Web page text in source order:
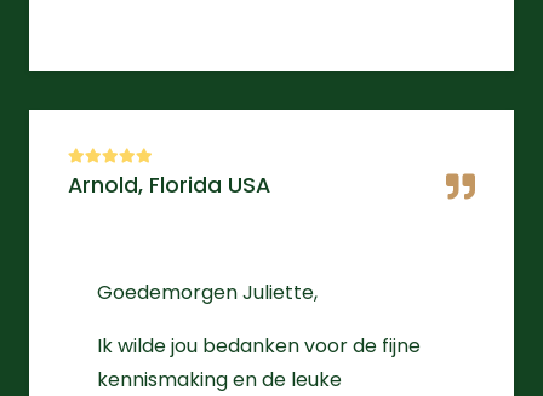
Arnold, Florida USA
Goedemorgen Juliette,
Ik wilde jou bedanken voor de fijne
kennismaking en de leuke